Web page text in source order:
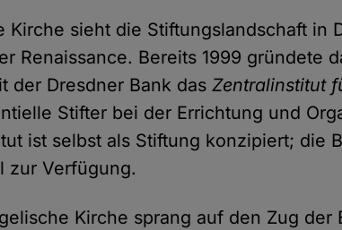
Kirche sieht die Stiftungslandschaft in
Renaissance. Bereits 1999 gründete
der Dresdner Bank dasZentralinstitut
Stifter bei der Errichtung und
ist selbst als Stiftung konzipiert; die
zur Verfügung.
Kirche sprang auf den Zug der